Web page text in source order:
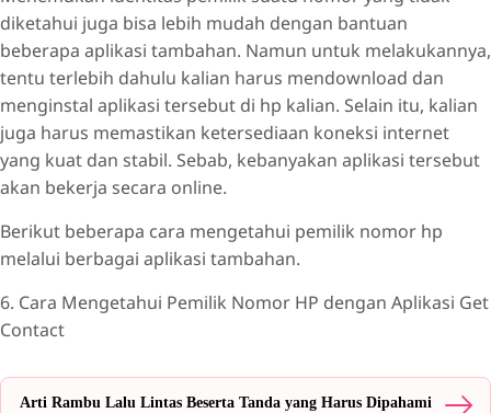
diketahui juga bisa lebih mudah dengan bantuan
beberapa aplikasi tambahan. Namun untuk melakukannya,
tentu terlebih dahulu kalian harus mendownload dan
menginstal aplikasi tersebut di hp kalian. Selain itu, kalian
juga harus memastikan ketersediaan koneksi internet
yang kuat dan stabil. Sebab, kebanyakan aplikasi tersebut
akan bekerja secara online.
Berikut beberapa cara mengetahui pemilik nomor hp
melalui berbagai aplikasi tambahan.
6. Cara Mengetahui Pemilik Nomor HP dengan Aplikasi Get
Contact
Arti Rambu Lalu Lintas Beserta Tanda yang Harus Dipahami